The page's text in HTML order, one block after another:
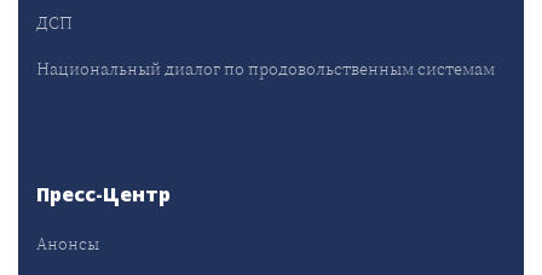
ДСП
Национальный диалог по продовольственным системам
Пресс-Центр
Анонсы